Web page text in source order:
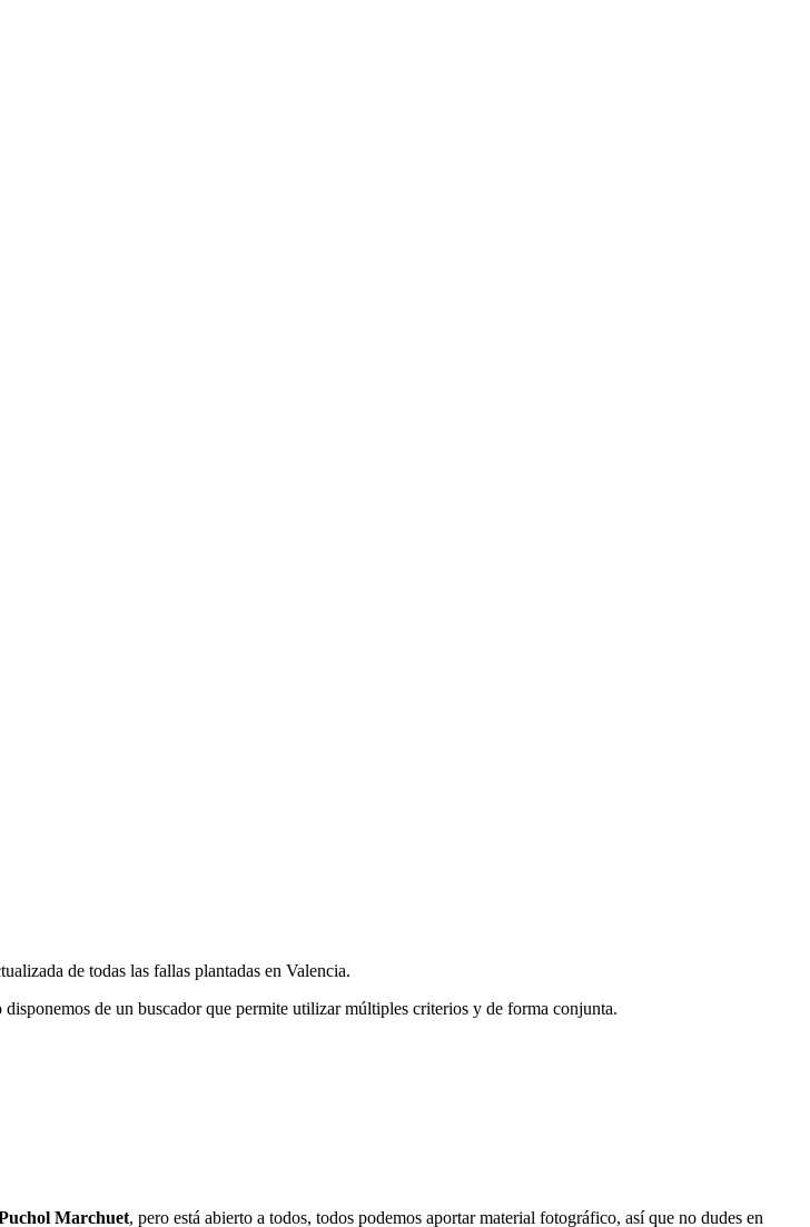
de todas las fallas plantadas en Valencia.
disponemos de un buscador que permite utilizar múltiples criterios y de forma conjunta.
Marchuet, pero está abierto a todos, todos podemos aportar material fotográfico, así que no dudes en